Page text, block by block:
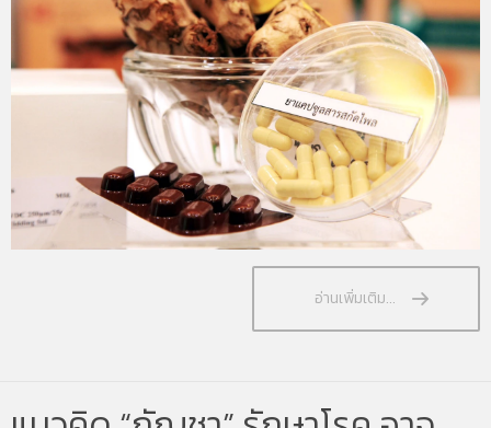
อ่านเพิ่มเติม...